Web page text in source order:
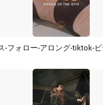
プレビュー AI再生成
-フォロー-アロング-tiktok-